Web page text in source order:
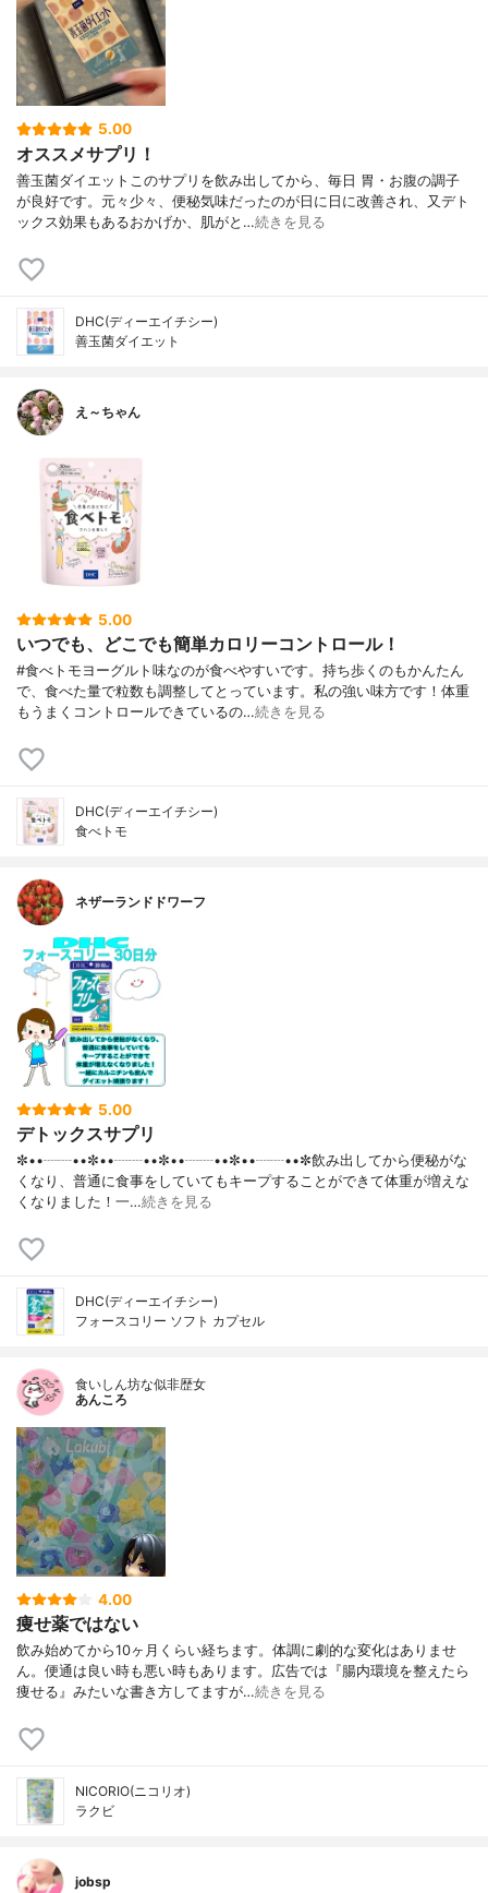
5.00
オススメサプリ！
善玉菌ダイエットこのサプリを飲み出してから、毎日 胃・お腹の調子
が良好です。元々少々、便秘気味だったのが日に日に改善され、又デト
ックス効果もあるおかげか、肌がと…続きを見る
DHC(ディーエイチシー)
善玉菌ダイエット
え～ちゃん
5.00
いつでも、どこでも簡単カロリーコントロール！
#食べトモヨーグルト味なのが食べやすいです。持ち歩くのもかんたん
で、食べた量で粒数も調整してとっています。私の強い味方です！体重
もうまくコントロールできているの…続きを見る
DHC(ディーエイチシー)
食べトモ
ネザーランドドワーフ
5.00
デトックスサプリ
✼••┈┈••✼••┈┈••✼••┈┈••✼••┈┈••✼飲み出してから便秘がな
くなり、普通に食事をしていてもキープすることができて体重が増えな
くなりました！一…続きを見る
DHC(ディーエイチシー)
フォースコリー ソフト カプセル
食いしん坊な似非歴女
あんころ
4.00
痩せ薬ではない
飲み始めてから10ヶ月くらい経ちます。体調に劇的な変化はありませ
ん。便通は良い時も悪い時もあります。広告では『腸内環境を整えたら
痩せる』みたいな書き方してますが…続きを見る
NICORIO(ニコリオ)
ラクビ
jobsp